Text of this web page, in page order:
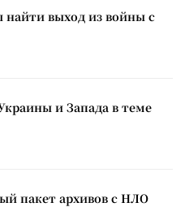
найти выход из войны с
и Запада в теме
пакет архивов с НЛО